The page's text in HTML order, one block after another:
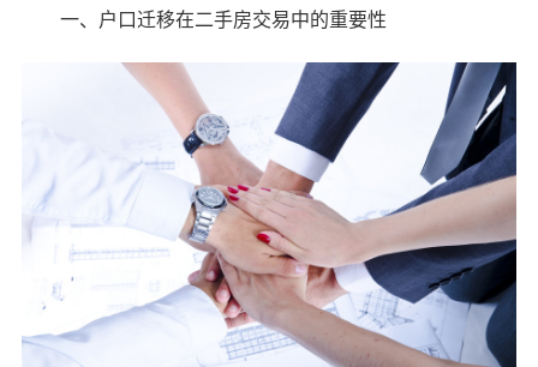
一、户口迁移在二手房交易中的重要性